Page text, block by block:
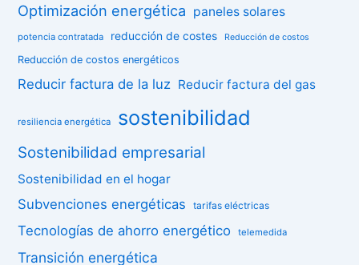
Optimización energética paneles solares
potencia contratada reducción de costes Reducción de costos
Reducción de costos energéticos
Reducir factura de la luz Reducir factura del gas
resiliencia energética sostenibilidad
Sostenibilidad empresarial
Sostenibilidad en el hogar
Subvenciones energéticas tarifas eléctricas
Tecnologías de ahorro energético telemedida
Transición energética